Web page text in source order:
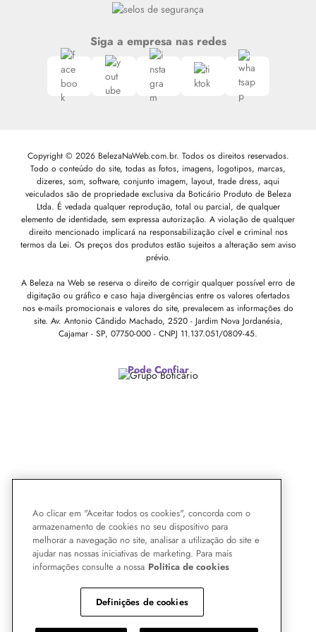
Siga a empresa nas redes
Copyright © 2026 BelezaNaWeb.com.br. Todos os direitos reservados.
Todo o conteúdo do site, todas as fotos, imagens, logotipos, marcas,
dizeres, som, software, conjunto imagem, layout, trade dress, aqui
veiculados são de propriedade exclusiva da Boticário Produto de Beleza
Ltda. É vedada qualquer reprodução, total ou parcial, de qualquer
elemento de identidade, sem expressa autorização. A violação de qualquer
direito mencionado implicará na responsabilização cível e criminal nos
termos da Lei. Os preços dos produtos estão sujeitos a alteração sem aviso
prévio.
A Beleza na Web se reserva o direito de corrigir qualquer possível erro de
digitação ou gráfico e caso haja divergências entre os valores ofertados
nos e-mails promocionais e valores do site, prevalecem as informações do
site. Av. Antonio Cândido Machado, 2520 - Jardim Nova Jordanésia,
Cajamar - SP, 07750-000 - CNPJ 11.137.051/0809-45.
Pode Confiar
Ao clicar em "Aceitar todos os cookies", concorda com o
armazenamento de cookies no seu dispositivo para
melhorar a navegação no site, analisar a utilização do site e
ajudar nas nossas iniciativas de marketing. Para mais
informações consulte a nossa Politica de cookies
Definições de cookies